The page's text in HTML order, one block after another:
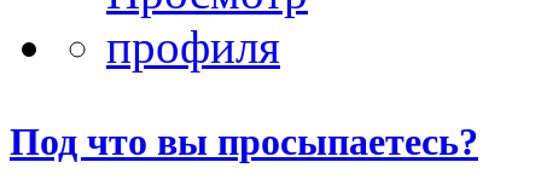
Под что вы просыпаетесь?